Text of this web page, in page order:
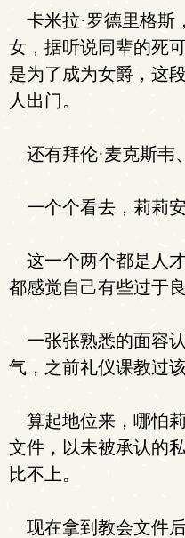
卡米拉·罗德里格斯
女，据听说同辈的死
是为了成为女爵，这
人出门。
还有拜伦·麦克斯
一个个看去，莉莉安
这一个两个都是人
都感觉自己有些过于良
一张张熟悉的面容
气，之前礼仪课教过
算起地位来，哪怕
文件，以未被承认的
比不上。
现在拿到教会文件后